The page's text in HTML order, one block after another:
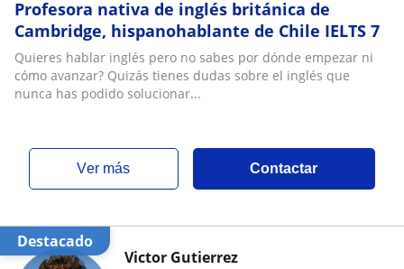
Profesora nativa de inglés británica de
Cambridge, hispanohablante de Chile IELTS 7
Quieres hablar inglés pero no sabes por dónde empezar ni
cómo avanzar? Quizás tienes dudas sobre el inglés que
nunca has podido solucionar...
ver más Contactar
Destacado
Victor Gutierrez